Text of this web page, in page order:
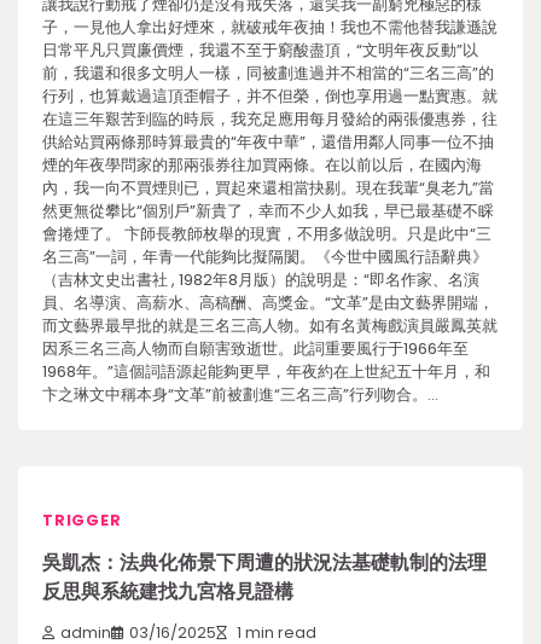
子，一見他人拿出好煙來，就破戒年夜抽！我也不需他替我謙遜說
日常平凡只買廉價煙，我還不至于窮酸盡頂，“文明年夜反動”以
前，我還和很多文明人一樣，同被劃進過并不相當的“三名三高”的
行列，也算戴過這頂歪帽子，并不但榮，倒也享用過一點實惠。就
在這三年艱苦到臨的時辰，我充足應用每月發給的兩張優惠券，往
供給站買兩條那時算最貴的“年夜中華”，還借用鄰人同事一位不抽
煙的年夜學問家的那兩張券往加買兩條。在以前以后，在國內海
內，我一向不買煙則已，買起來還相當抉剔。現在我輩“臭老九”當
然更無從攀比“個別戶”新貴了，幸而不少人如我，早已最基礎不睬
會捲煙了。 卞師長教師枚舉的現實，不用多做說明。只是此中“三
名三高”一詞，年青一代能夠比擬隔閡。《今世中國風行語辭典》
（吉林文史出書社 , 1982年8月版）的說明是：“即名作家、名演
員、名導演、高薪水、高稿酬、高獎金。“文革”是由文藝界開端，
而文藝界最早批的就是三名三高人物。如有名黃梅戲演員嚴鳳英就
因系三名三高人物而自願害致逝世。此詞重要風行于1966年至
1968年。”這個詞語源起能夠更早，年夜約在上世紀五十年月，和
卞之琳文中稱本身“文革”前被劃進“三名三高”行列吻合。…
TRIGGER
吳凱杰：法典化佈景下周遭的狀況法基礎軌制的法理
反思與系統建找九宮格見證構
admin 03/16/2025 1 min read